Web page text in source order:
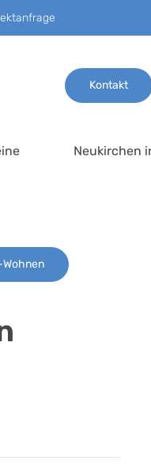
Kontakt
Neukirchen